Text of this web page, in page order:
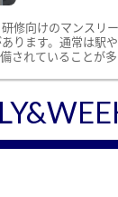
修向けのマンスリ
ります。通常は駅
されていることが